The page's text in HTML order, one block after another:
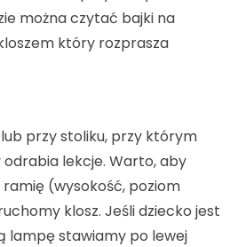
można czytać bajki na
który rozprasza
przy stoliku, przy którym
lekcje. Warto, aby
ramię (wysokość, poziom
klosz. Jeśli dziecko jest
lampę stawiamy po lewej